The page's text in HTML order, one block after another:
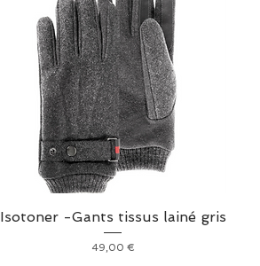
Isotoner -Gants tissus lainé gris
Prix
49,00 €